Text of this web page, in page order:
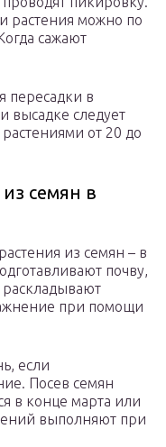
растения можно по
сажают
пересадки в
высадке следует
от 20 до
семян в
из семян – в
почву,
при помощи
если
Посев семян
в конце марта или
выполняют при